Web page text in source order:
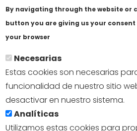
By navigating through the website or
button you are giving us your
your browser
Necesarias
Estas cookies son necesarias
funcionalidad de nuestro sitio
desactivar en nuestro sistema.
Analíticas
Utilizamos estas cookies para
Informes y documentación
Perfil del contratante
Oficinas de Turismo
info@turismodesegovia.com